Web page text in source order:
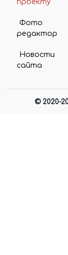
проекту
Фото
редактор
Новости
сайта
© 2020-